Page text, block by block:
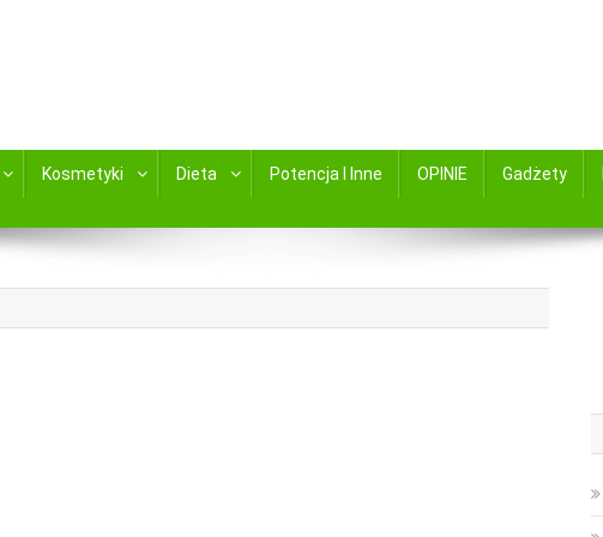
Kosmetyki Dieta Potencja I Inne OPINIE Gadżety